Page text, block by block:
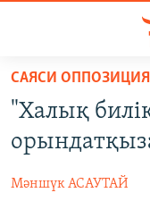
Skip
main
content
Skip
to
ЖАҢАЛЫҚТАР
AZATTYQTV
ҚАҢТАР ОҚИҒАСЫ
САЯСИ
"Халық
Мәншүк АСАУТАЙ